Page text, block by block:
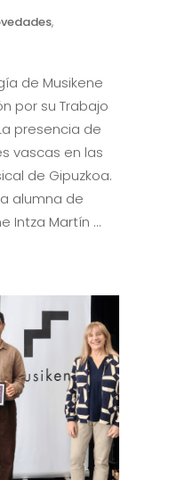
,
de Musikene
por su Trabajo
presencia de
vascas en las
de Gipuzkoa.
alumna de
Intza Martín